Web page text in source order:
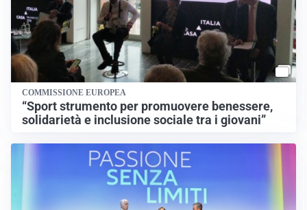
COMMISSIONE EUROPEA
“Sport strumento per promuovere benessere,
solidarietà e inclusione sociale tra i giovani”